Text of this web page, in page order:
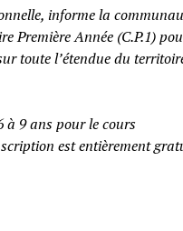
informe la
Première Année (C.P.1)
toute l’étendue du
à 9 ans pour le cours
est entièrement